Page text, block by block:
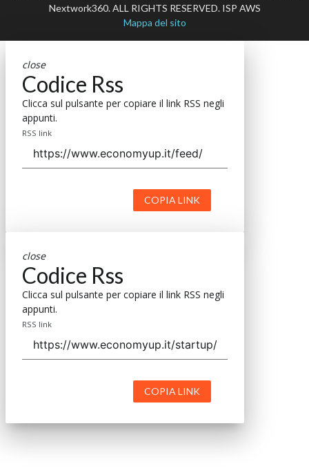
Nextwork360. ALL RIGHTS RESERVED. ISP AWS
Mappa del sito
close
Codice Rss
Clicca sul pulsante per copiare il link RSS negli
appunti.
RSS link
COPIA LINK
close
Codice Rss
Clicca sul pulsante per copiare il link RSS negli
appunti.
RSS link
COPIA LINK